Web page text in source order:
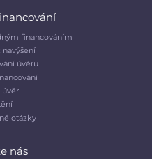
financováním
navýšení
úvěru
úvěr
otázky
nás